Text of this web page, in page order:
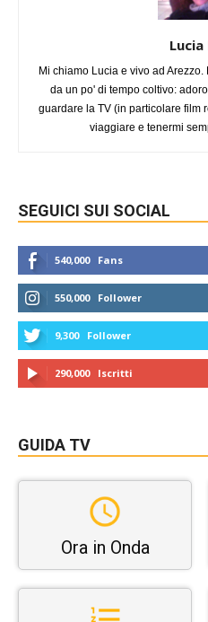
Lucia
Mi chiamo Lucia e vivo ad
da un po' di tempo coltivo:
guardare la TV (in particolare film
viaggiare e tenermi
SEGUICI SUI SOCIAL
540,000 Fans
550,000 Follower
9,300 Follower
290,000 Iscritti
GUIDA TV
Ora in Onda